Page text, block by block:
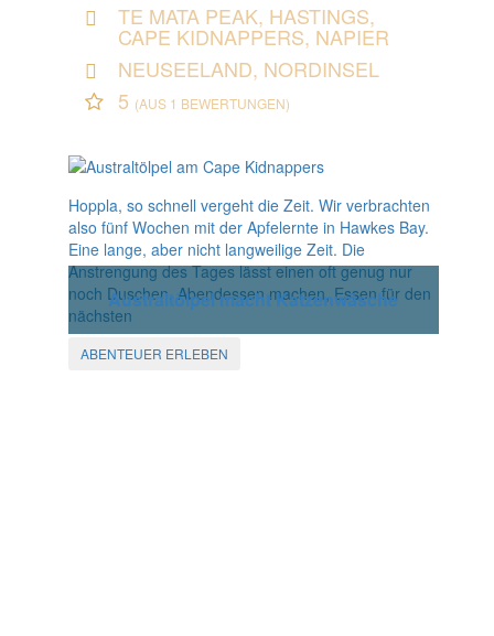
TE MATA PEAK, HASTINGS,
CAPE KIDNAPPERS, NAPIER
NEUSEELAND, NORDINSEL
5 (AUS 1 BEWERTUNGEN)
Australtölpel macht Katzenwäsche
Hoppla, so schnell vergeht die Zeit. Wir verbrachten
also fünf Wochen mit der Apfelernte in Hawkes Bay.
Eine lange, aber nicht langweilige Zeit. Die
Anstrengung des Tages lässt einen oft genug nur
noch Duschen, Abendessen machen, Essen für den
nächsten
ABENTEUER ERLEBEN